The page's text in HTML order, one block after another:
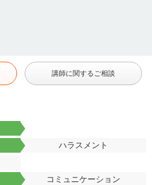
講師に関するご相談
ハラスメント
コミュニケーション